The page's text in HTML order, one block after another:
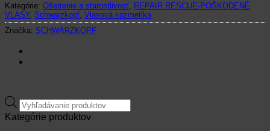
Kategórie: Ošetrenie a starostlivosť
REPAIR RESCUE-POŠKODENÉ
VLASY, Schwarzkopf Vlasová kozmetika
Značka: SCHWARZKOPF
Products
search
Kategórie produktov